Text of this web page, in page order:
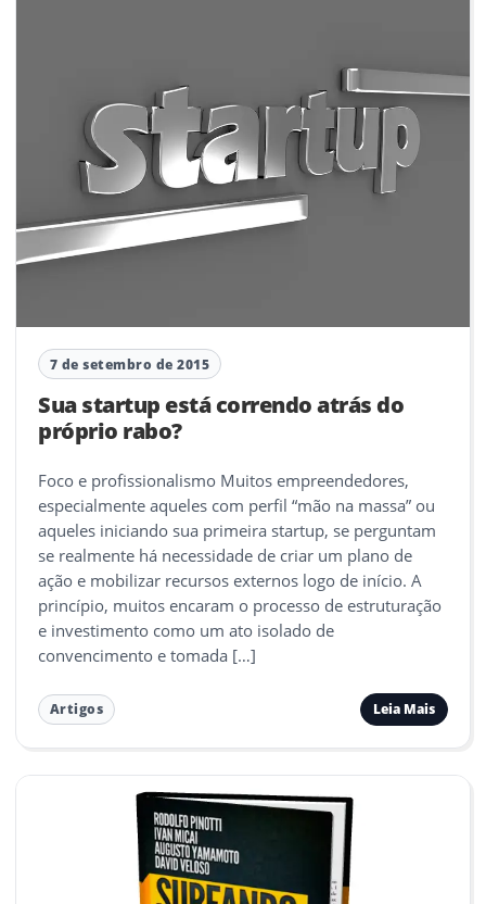
7 de setembro de 2015
Sua startup está correndo atrás do
próprio rabo?
Foco e profissionalismo Muitos empreendedores,
especialmente aqueles com perfil “mão na massa” ou
aqueles iniciando sua primeira startup, se perguntam
se realmente há necessidade de criar um plano de
ação e mobilizar recursos externos logo de início. A
princípio, muitos encaram o processo de estruturação
e investimento como um ato isolado de
convencimento e tomada […]
Artigos Leia Mais